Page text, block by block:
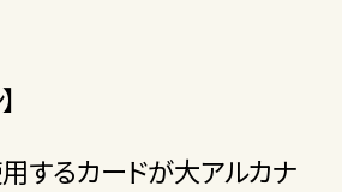
するカードが大アルカナ